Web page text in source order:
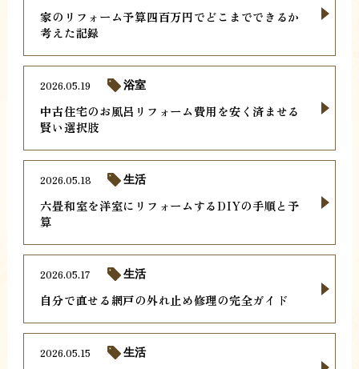
家のリフォーム予算四百万円でどこまでできるか
考えた記録
中古住宅のお風呂リフォーム費用を安く済ませる
賢い選択肢
2026.05.19 浴室
六畳和室を洋室にリフォームするDIYの手順と予
算
2026.05.18 生活
自分で直せる網戸の外れ止め修理の完全ガイド
2026.05.17 生活
2026.05.15 生活